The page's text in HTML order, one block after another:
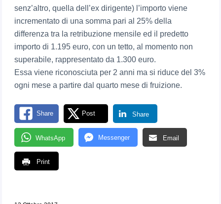
senz’altro, quella dell’ex dirigente) l’importo viene
incrementato di una somma pari al 25% della
differenza tra la retribuzione mensile ed il predetto
importo di 1.195 euro, con un tetto, al momento non
superabile, rappresentato da 1.300 euro.
Essa viene riconosciuta per 2 anni ma si riduce del 3%
ogni mese a partire dal quarto mese di fruizione.
Share Post Share
WhatsApp Messenger Email
Print